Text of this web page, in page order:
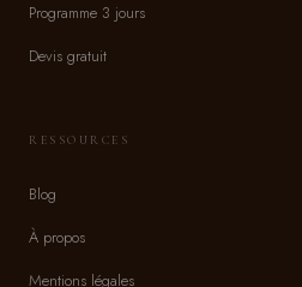
Programme 3 jours
Devis gratuit
RESSOURCES
Blog
À propos
Mentions légales